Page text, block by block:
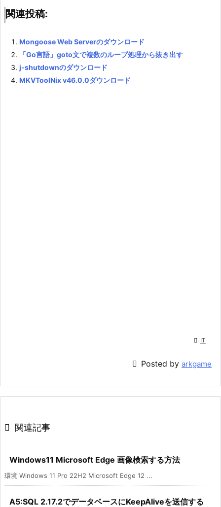
関連投稿:
Mongoose Web Serverのダウンロード
「Go言語」goto文で複数のループ処理から抜き出す
j-shutdownのダウンロード
MKVToolNix v46.0.0ダウンロード
 IT
 Posted by arkgame
 関連記事
Windows11 Microsoft Edge 画像検索する方法
環境 Windows 11 Pro 22H2 Microsoft Edge 12 ...
A5:SQL 2.17.2でデータベースにKeepAliveを送信する